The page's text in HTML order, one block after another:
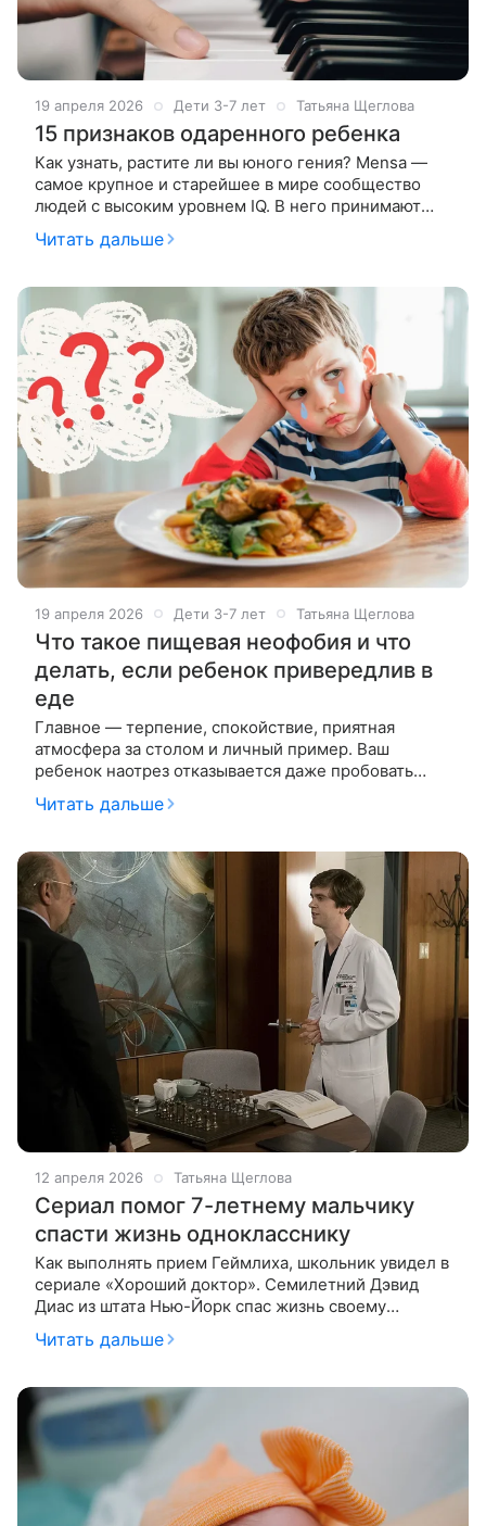
19 апреля 2026 Дети 3-7 лет Татьяна Щеглова
15 признаков одаренного ребенка
Как узнать, растите ли вы юного гения? Mensa —
самое крупное и старейшее в мире сообщество
людей с высоким уровнем IQ. В него принимают
тех, кто набрал по шкале интеллекта Стэнфорда —
Бине минимум 132 балла.
Читать дальше
19 апреля 2026 Дети 3-7 лет Татьяна Щеглова
Что такое пищевая неофобия и что
делать, если ребенок привередлив в
еде
Главное — терпение, спокойствие, приятная
атмосфера за столом и личный пример. Ваш
ребенок наотрез отказывается даже пробовать
уговоры и «танцы с бубнами»? А если
Читать дальше
12 апреля 2026 Татьяна Щеглова
Сериал помог 7-летнему мальчику
спасти жизнь однокласснику
Как выполнять прием Геймлиха, школьник увидел в
сериале «Хороший доктор». Семилетний Дэвид
Диас из штата Нью-Йорк спас жизнь своему
подавившемуся во время ланча однокласснику,
применив прием Геймлиха – технику
Читать дальше